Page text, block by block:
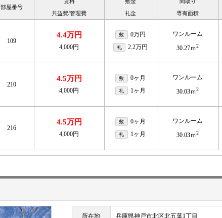
部屋番号
共益費/管理費
礼金
専有面積
109
4.4万円
4,000円
敷 0万円
礼 2.2万円
ワンルーム
30.27ｍ2
210
4.5万円
4,000円
敷 0ヶ月
礼 1ヶ月
ワンルーム
30.03ｍ2
216
4.5万円
4,000円
敷 0ヶ月
礼 1ヶ月
ワンルーム
30.03ｍ2
所在地 兵庫県神戸市北区北五葉1丁目